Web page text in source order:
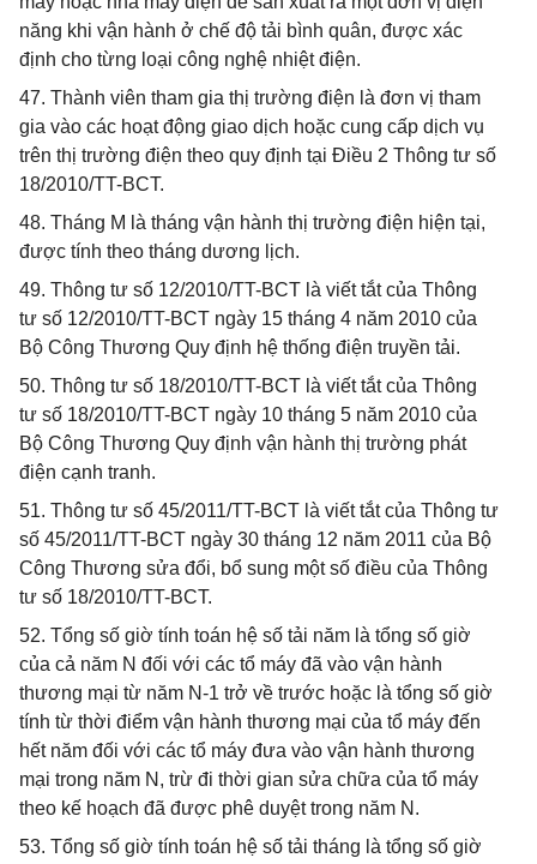
năng khi vận hành ở chế độ tải bình quân, được xác
định cho từng loại công nghệ nhiệt điện.
47. Thành viên tham gia thị trường điện là đơn vị tham
gia vào các hoạt động giao dịch hoặc cung cấp dịch vụ
trên thị trường điện theo quy định tại Điều 2 Thông tư số
18/2010/TT-BCT.
48. Tháng M là tháng vận hành thị trường điện hiện tại,
được tính theo tháng dương lịch.
49. Thông tư số 12/2010/TT-BCT là viết tắt của Thông
tư số 12/2010/TT-BCT ngày 15 tháng 4 năm 2010 của
Bộ Công Thương Quy định hệ thống điện truyền tải.
50. Thông tư số 18/2010/TT-BCT là viết tắt của Thông
tư số 18/2010/TT-BCT ngày 10 tháng 5 năm 2010 của
Bộ Công Thương Quy định vận hành thị trường phát
điện cạnh tranh.
51. Thông tư số 45/2011/TT-BCT là viết tắt của Thông tư
số 45/2011/TT-BCT ngày 30 tháng 12 năm 2011 của Bộ
Công Thương sửa đổi, bổ sung một số điều của Thông
tư số 18/2010/TT-BCT.
52. Tổng số giờ tính toán hệ số tải năm là tổng số giờ
của cả năm N đối với các tổ máy đã vào vận hành
thương mại từ năm N-1 trở về trước hoặc là tổng số giờ
tính từ thời điểm vận hành thương mại của tổ máy đến
hết năm đối với các tổ máy đưa vào vận hành thương
mại trong năm N, trừ đi thời gian sửa chữa của tổ máy
theo kế hoạch đã được phê duyệt trong năm N.
53. Tổng số giờ tính toán hệ số tải tháng là tổng số giờ